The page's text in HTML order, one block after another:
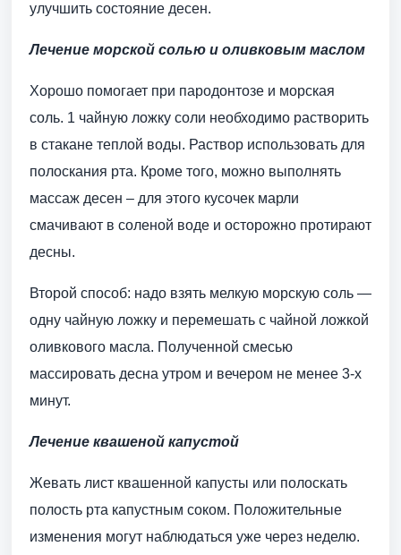
улучшить состояние десен.
Лечение морской солью и оливковым маслом
Хорошо помогает при пародонтозе и морская
соль. 1 чайную ложку соли необходимо растворить
в стакане теплой воды. Раствор использовать для
полоскания рта. Кроме того, можно выполнять
массаж десен – для этого кусочек марли
смачивают в соленой воде и осторожно протирают
десны.
Второй способ: надо взять мелкую морскую соль —
одну чайную ложку и перемешать с чайной ложкой
оливкового масла. Полученной смесью
массировать десна утром и вечером не менее 3-х
минут.
Лечение квашеной капустой
Жевать лист квашенной капусты или полоскать
полость рта капустным соком. Положительные
изменения могут наблюдаться уже через неделю.